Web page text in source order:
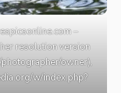
–
resolution version
owner),
w/index.php?